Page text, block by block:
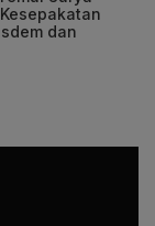
dan